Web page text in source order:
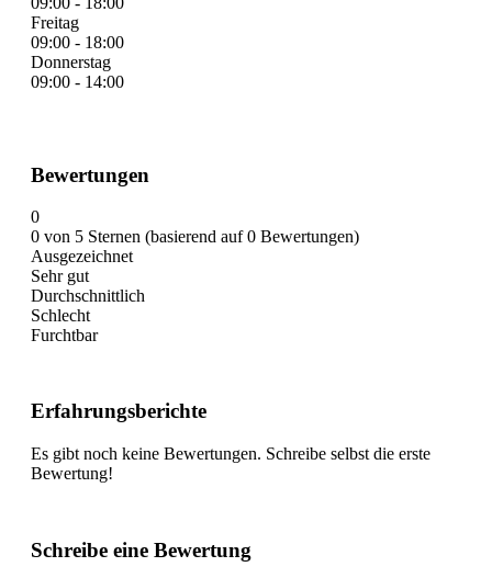
Freitag
09:00 - 18:00
Donnerstag
09:00 - 14:00
Bewertungen
0
0 von 5 Sternen (basierend auf 0 Bewertungen)
Ausgezeichnet
Sehr gut
Durchschnittlich
Schlecht
Furchtbar
Erfahrungsberichte
Es gibt noch keine Bewertungen. Schreibe selbst die erste
Bewertung!
Schreibe eine Bewertung